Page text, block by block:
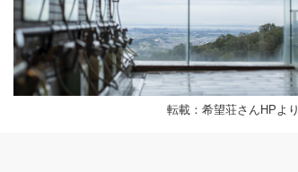
転載：希望荘さんHPより